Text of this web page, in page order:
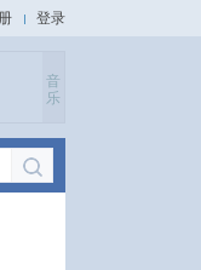
登录
音
乐